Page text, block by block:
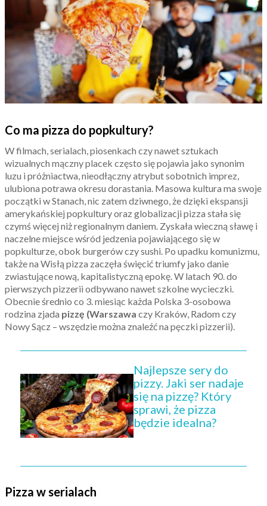
Co ma pizza do popkultury?
W filmach, serialach, piosenkach czy nawet sztukach
wizualnych mączny placek często się pojawia jako synonim
luzu i próżniactwa, nieodłączny atrybut sobotnich imprez,
ulubiona potrawa okresu dorastania. Masowa kultura ma swoje
początki w Stanach, nic zatem dziwnego, że dzięki ekspansji
amerykańskiej popkultury oraz globalizacji pizza stała się
czymś więcej niż regionalnym daniem. Zyskała wieczną sławę i
naczelne miejsce wśród jedzenia pojawiającego się w
popkulturze, obok burgerów czy sushi. Po upadku komunizmu,
także na Wisłą pizza zaczęła święcić triumfy jako danie
zwiastujące nową, kapitalistyczną epokę. W latach 90. do
pierwszych pizzerii odbywano nawet szkolne wycieczki.
Obecnie średnio co 3. miesiąc każda Polska 3-osobowa
rodzina zjada pizzę (Warszawa czy Kraków, Radom czy
Nowy Sącz – wszędzie można znaleźć na pęczki pizzerii).
Najlepsze sery do
pizzy. Jaki ser nadaje
się na pizzę? Który
sprawi, że pizza
będzie idealna?
Pizza w serialach